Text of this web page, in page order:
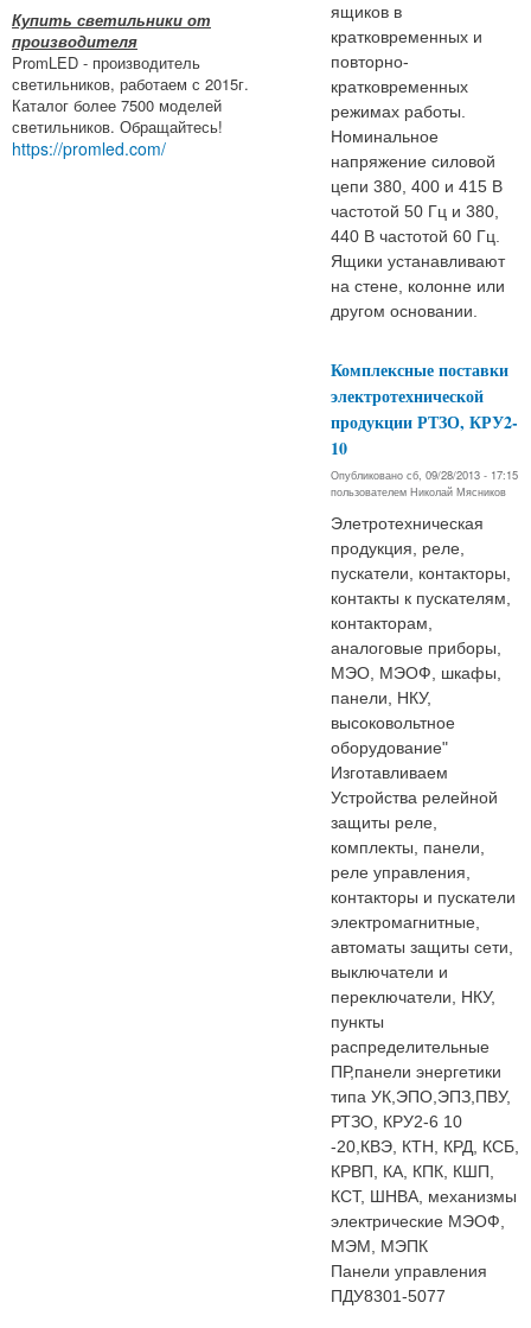
Купить светильники от
производителя
PromLED - производитель
светильников, работаем с 2015г.
Каталог более 7500 моделей
светильников. Обращайтесь!
https://promled.com/
ящиков в
кратковременных и
повторно-
кратковременных
режимах работы.
Номинальное
напряжение силовой
цепи 380, 400 и 415 В
частотой 50 Гц и 380,
440 В частотой 60 Гц.
Ящики устанавливают
на стене, колонне или
другом основании.
Комплексные поставки
электротехнической
продукции РТЗО, КРУ2-
10
Опубликовано сб, 09/28/2013 - 17:15
пользователем Николай Мясников
Элетротехническая
продукция, реле,
пускатели, контакторы,
контакты к пускателям,
контакторам,
аналоговые приборы,
МЭО, МЭОФ, шкафы,
панели, НКУ,
высоковольтное
оборудование"
Изготавливаем
Устройства релейной
защиты реле,
комплекты, панели,
реле управления,
контакторы и пускатели
электромагнитные,
автоматы защиты сети,
выключатели и
переключатели, НКУ,
пункты
распределительные
ПР,панели энергетики
типа УК,ЭПО,ЭПЗ,ПВУ,
РТЗО, КРУ2-6 10
-20,КВЭ, КТН, КРД, КСБ,
КРВП, КА, КПК, КШП,
КСТ, ШНВА, механизмы
электрические МЭОФ,
МЭМ, МЭПК
Панели управления
ПДУ8301-5077